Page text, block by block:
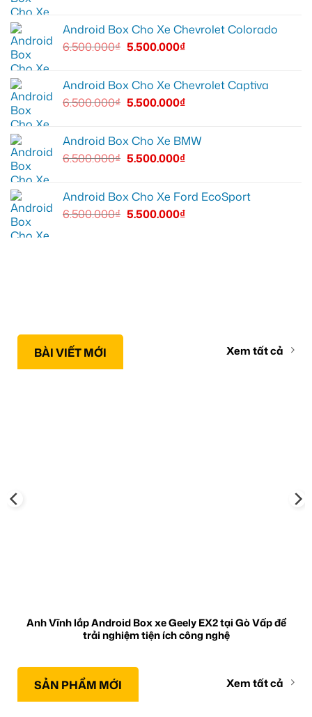
Android Box Cho Xe Chevrolet Colorado
6.500.000₫ 5.500.000₫
Android Box Cho Xe Chevrolet Captiva
6.500.000₫ 5.500.000₫
Android Box Cho Xe BMW
6.500.000₫ 5.500.000₫
Android Box Cho Xe Ford EcoSport
6.500.000₫ 5.500.000₫
BÀI VIẾT MỚI Xem tất cả
Anh Vĩnh lắp Android Box xe Geely EX2 tại Gò Vấp để
trải nghiệm tiện ích công nghệ
SẢN PHẨM MỚI Xem tất cả